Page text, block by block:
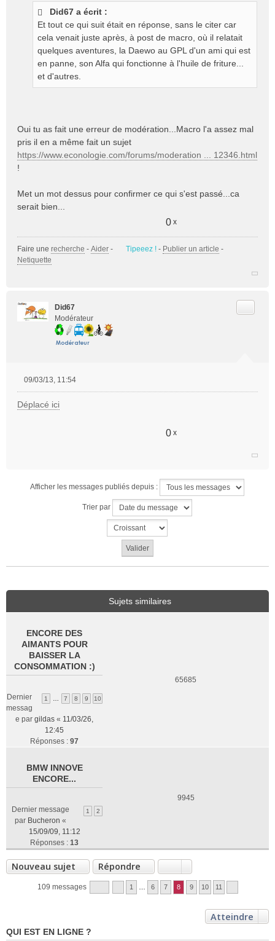
Did67 a écrit :
Et tout ce qui suit était en réponse, sans le citer car
cela venait juste après, à post de macro, où il relatait
quelques aventures, la Daewo au GPL d'un ami qui est
en panne, son Alfa qui fonctionne à l'huile de friture...
et d'autres.
Oui tu as fait une erreur de modération...Macro l'a assez mal
pris il en a même fait un sujet
https://www.econologie.com/forums/moderation ... 12346.html
!
Met un mot dessus pour confirmer ce qui s'est passé...ca
serait bien...
0 x
Faire une recherche - Aider - Tipeeez ! - Publier un article -
Netiquette
Did67
Modérateur
s
09/03/13, 11:54
Déplacé ici
0 x
Afficher les messages publiés depuis :
Trier par
Sujets similaires
ENCORE DES
AIMANTS POUR
BAISSER LA
CONSOMMATION :)
1 7 8 9 10
Dernier
messag
e par gildas « 11/03/26,
12:45
Réponses : 97
65685
BMW INNOVE
ENCORE...
1 2
Dernier message
par Bucheron «
15/09/09, 11:12
Réponses : 13
9945
Nouveau sujet Répondre
109 messages 1 6 7 8 9 10 11
Atteindre
QUI EST EN LIGNE ?